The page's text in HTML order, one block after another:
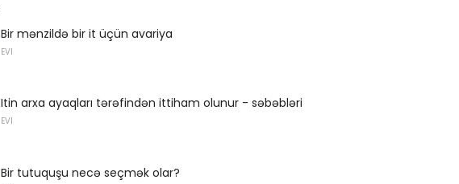
Bir mənzildə bir it üçün avariya
EVI
Itin arxa ayaqları tərəfindən ittiham olunur - səbəbləri
EVI
Bir tutuquşu necə seçmək olar?